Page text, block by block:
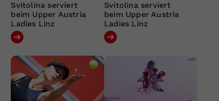
Svitolina serviert
beim Upper Austria
Ladies Linz
Svitolina serviert
beim Upper Austria
Ladies Linz